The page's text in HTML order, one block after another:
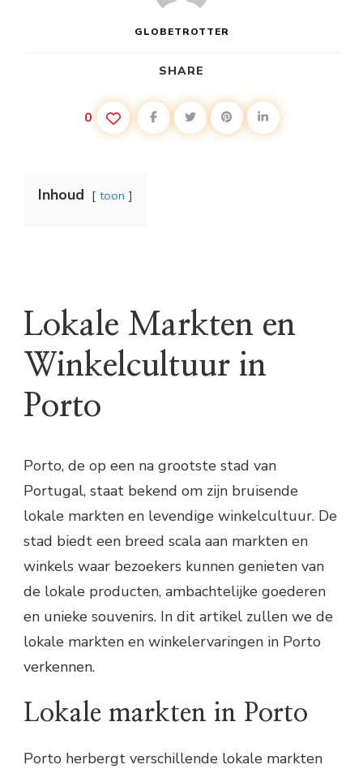
GLOBETROTTER
SHARE
0
Inhoud toon
Lokale Markten en
Winkelcultuur in
Porto
Porto, de op een na grootste stad van
Portugal, staat bekend om zijn bruisende
lokale markten en levendige winkelcultuur. De
stad biedt een breed scala aan markten en
winkels waar bezoekers kunnen genieten van
de lokale producten, ambachtelijke goederen
en unieke souvenirs. In dit artikel zullen we de
lokale markten en winkelervaringen in Porto
verkennen.
Lokale markten in Porto
Porto herbergt verschillende lokale markten